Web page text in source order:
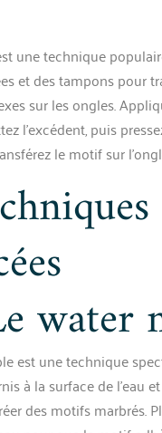
une technique
et des tampons pour
sur les ongles.
l’excédent, puis
le motif sur
water
est une technique
à la surface de l’eau
des motifs marbrés.